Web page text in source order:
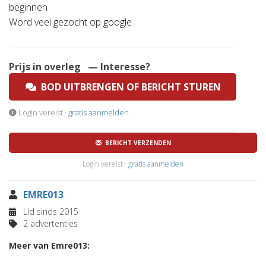
beginnen
Word veel gezocht op google
Prijs in overleg
— Interesse?
BOD UITBRENGEN OF BERICHT STUREN
Login vereist · gratis aanmelden
BERICHT VERZENDEN
Login vereist · gratis aanmelden
EMRE013
Lid sinds 2015
2 advertenties
Meer van Emre013: